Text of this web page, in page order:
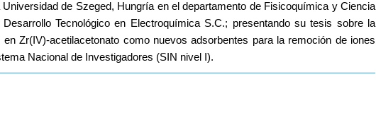
de Szeged, Hungría en el departamento de Fisicoquímica y Ciencia
Tecnológico en Electroquímica S.C.; presentando su tesis sobre la
Zr(IV)-acetilacetonato como nuevos adsorbentes para la remoción de iones
Nacional de Investigadores (SIN nivel I).